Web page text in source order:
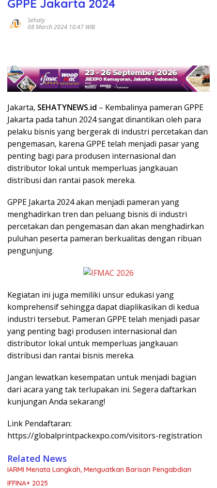
GPPE Jakarta 2024
Sehaty
08 March 2024 10:47 WIB
Jakarta, SEHATYNEWS.id – Kembalinya pameran GPPE
Jakarta pada tahun 2024 sangat dinantikan oleh para
pelaku bisnis yang bergerak di industri percetakan dan
pengemasan, karena GPPE telah menjadi pasar yang
penting bagi para produsen internasional dan
distributor lokal untuk memperluas jangkauan
distribusi dan rantai pasok mereka.
GPPE Jakarta 2024 akan menjadi pameran yang
menghadirkan tren dan peluang bisnis di industri
percetakan dan pengemasan dan akan menghadirkan
puluhan peserta pameran berkualitas dengan ribuan
pengunjung.
Kegiatan ini juga memiliki unsur edukasi yang
komprehensif sehingga dapat diaplikasikan di kedua
industri tersebut. Pameran GPPE telah menjadi pasar
yang penting bagi produsen internasional dan
distributor lokal untuk memperluas jangkauan
distribusi dan rantai bisnis mereka.
Jangan lewatkan kesempatan untuk menjadi bagian
dari acara yang tak terlupakan ini. Segera daftarkan
kunjungan Anda sekarang!
Link Pendaftaran:
https://globalprintpackexpo.com/visitors-registration
Related News
IARMI Menata Langkah, Menguatkan Barisan Pengabdian
IFFINA+ 2025